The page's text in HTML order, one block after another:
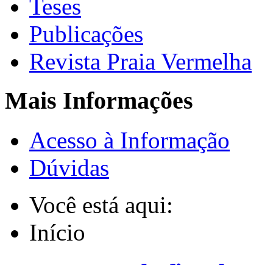
Teses
Publicações
Revista Praia Vermelha
Mais Informações
Acesso à Informação
Dúvidas
Você está aqui:
Início